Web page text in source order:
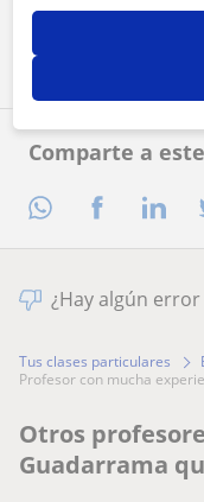
Comparte a
¿Hay algún
Tus clases particulares
profesor con mucha
Otros
Guadarrama